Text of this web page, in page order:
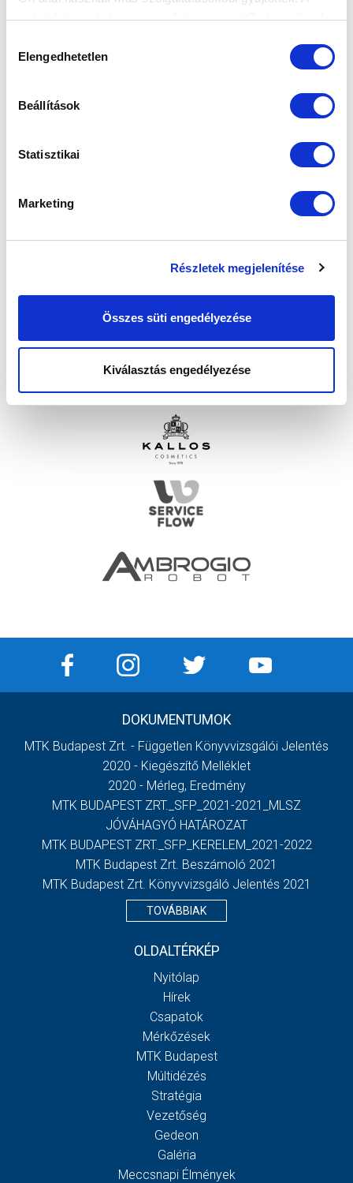
weboldalon való böngészés folytatásával Ön hozzájárul a
kiválasztása
Elengedhetetlen
Beállítások
Statisztikai
Marketing
Részletek megjelenítése
Összes süti engedélyezése
Kiválasztás engedélyezése
DOKUMENTUMOK
MTK Budapest Zrt. - Független Könyvvizsgálói Jelentés
2020 - Kiegészítő Melléklet
2020 - Mérleg, Eredmény
MTK BUDAPEST ZRT._SFP_2021-2021_MLSZ
JÓVÁHAGYÓ HATÁROZAT
MTK BUDAPEST ZRT._SFP_KERELEM_2021-2022
MTK Budapest Zrt. Beszámoló 2021
MTK Budapest Zrt. Könyvvizsgáló Jelentés 2021
TOVÁBBIAK
OLDALTÉRKÉP
Nyitólap
Hírek
Csapatok
Mérkőzések
MTK Budapest
Múltidézés
Stratégia
Vezetőség
Gedeon
Galéria
Meccsnapi Élmények